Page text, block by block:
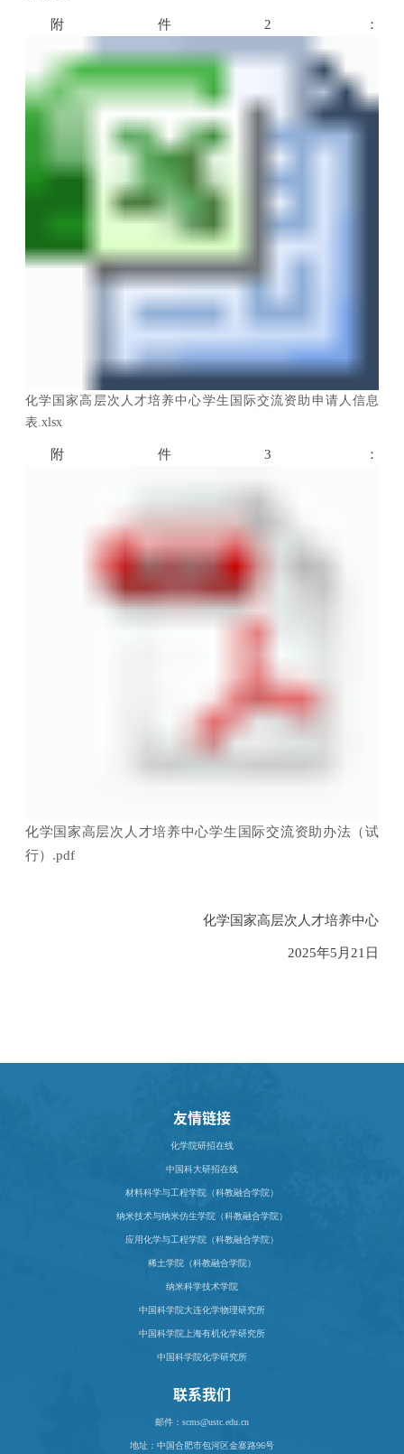
附件 2 ：
化学国家高层次人才培养中心学生国际交流资助申请人信息
表.xlsx
附件3 ：
化学国家高层次人才培养中心学生国际交流资助办法（试
行）.pdf
化学国家高层次人才培养中心
2025年5 月 21 日
友情链接
化学院研招在线
中国科大研招在线
材料科学与工程学院（科教融合学院）
纳米技术与纳米仿生学院（科教融合学院）
应用化学与工程学院（科教融合学院）
稀土学院（科教融合学院）
纳米科学技术学院
中国科学院大连化学物理研究所
中国科学院上海有机化学研究所
中国科学院化学研究所
联系我们
邮件：scms@ustc.edu.cn
地址： 中国合肥市包河区金寨路96号